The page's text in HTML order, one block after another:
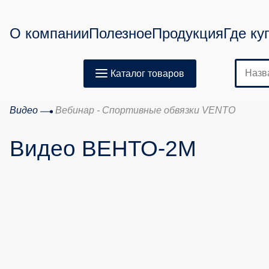
О компанииПолезноеПродукцияГде
Каталог товаров
Видео Вебинар - Спортивные обвязки VENTO
Видео ВЕНТО-2М